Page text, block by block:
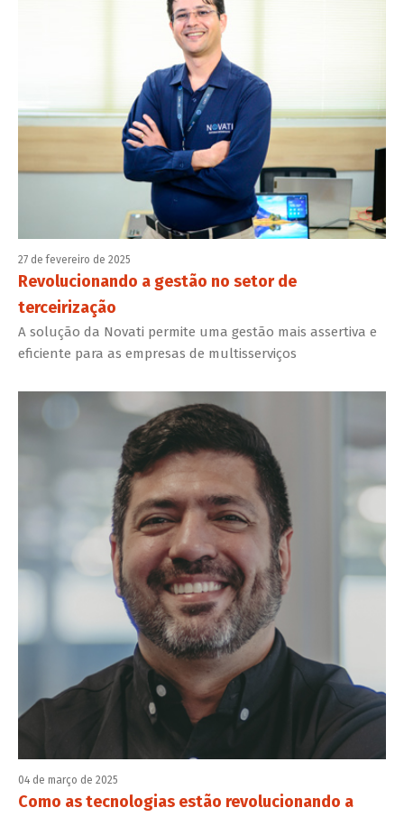
27 de fevereiro de 2025
Revolucionando a gestão no setor de
terceirização
A solução da Novati permite uma gestão mais assertiva e
eficiente para as empresas de multisserviços
04 de março de 2025
Como as tecnologias estão revolucionando a